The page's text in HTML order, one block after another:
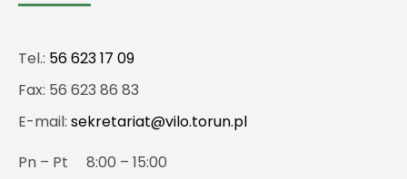
Tel.: 56 623 17 09
Fax: 56 623 86 83
E-mail: sekretariat@vilo.torun.pl
Pn – Pt 8:00 – 15:00